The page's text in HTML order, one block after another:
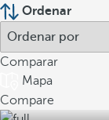
Ordenar
Comparar
Mapa
Compare